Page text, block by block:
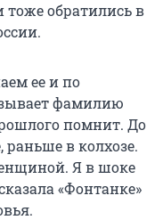
тоже обратились в
ее и по
фамилию
помнит. До
раньше в колхозе.
Я в шоке
«Фонтанке»